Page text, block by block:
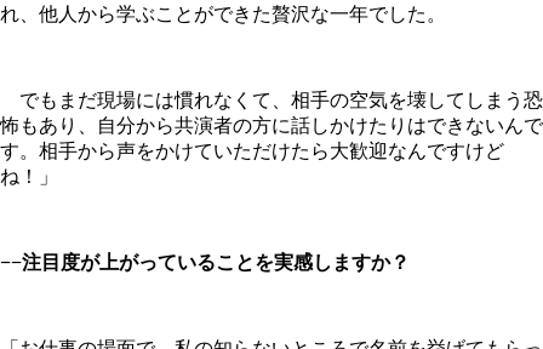
れ、他人から学ぶことができた贅沢な一年でした。
でもまだ現場には慣れなくて、相手の空気を壊してしまう恐
怖もあり、自分から共演者の方に話しかけたりはできないんで
す。相手から声をかけていただけたら大歓迎なんですけど
ね！」
−−注目度が上がっていることを実感しますか？